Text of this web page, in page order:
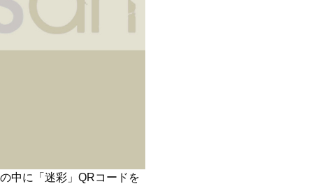
中に「迷彩」QRコードを